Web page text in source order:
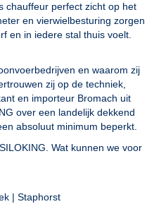
chauffeur perfect zicht op het
en vierwielbesturing zorgen
en in iedere stal thuis voelt.
en waarom zij
zij op de techniek,
en importeur Bromach uit
over een landelijk dekkend
absoluut minimum beperkt.
Wat kunnen we voor
| Staphorst